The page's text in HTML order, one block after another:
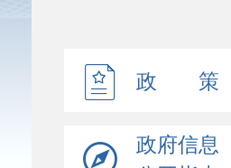
政 策
政府信息